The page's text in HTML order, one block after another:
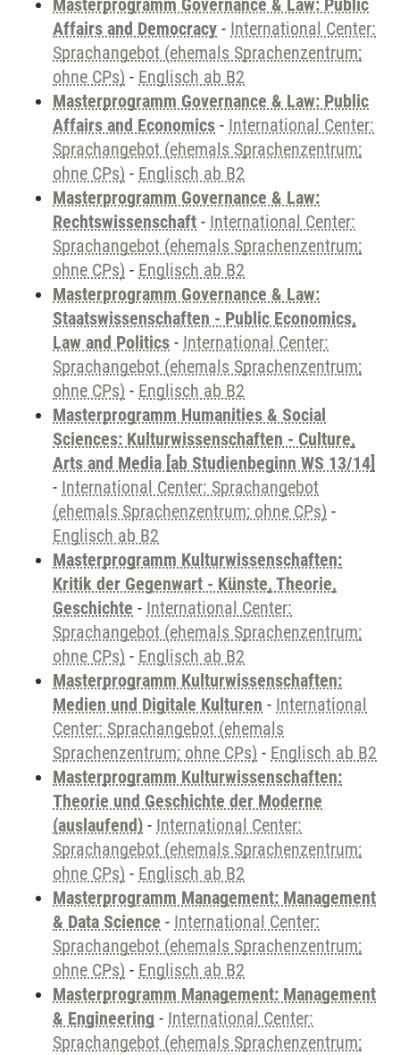
Masterprogramm Governance & Law: Public
Affairs and Democracy - International Center:
Sprachangebot (ehemals Sprachenzentrum;
ohne CPs) - Englisch ab B2
Masterprogramm Governance & Law: Public
Affairs and Economics - International Center:
Sprachangebot (ehemals Sprachenzentrum;
ohne CPs) - Englisch ab B2
Masterprogramm Governance & Law:
Rechtswissenschaft - International Center:
Sprachangebot (ehemals Sprachenzentrum;
ohne CPs) - Englisch ab B2
Masterprogramm Governance & Law:
Staatswissenschaften - Public Economics,
Law and Politics - International Center:
Sprachangebot (ehemals Sprachenzentrum;
ohne CPs) - Englisch ab B2
Masterprogramm Humanities & Social
Sciences: Kulturwissenschaften - Culture,
Arts and Media [ab Studienbeginn WS 13/14]
- International Center: Sprachangebot
(ehemals Sprachenzentrum; ohne CPs) -
Englisch ab B2
Masterprogramm Kulturwissenschaften:
Kritik der Gegenwart - Künste, Theorie,
Geschichte - International Center:
Sprachangebot (ehemals Sprachenzentrum;
ohne CPs) - Englisch ab B2
Masterprogramm Kulturwissenschaften:
Medien und Digitale Kulturen - International
Center: Sprachangebot (ehemals
Sprachenzentrum; ohne CPs) - Englisch ab B2
Masterprogramm Kulturwissenschaften:
Theorie und Geschichte der Moderne
(auslaufend) - International Center:
Sprachangebot (ehemals Sprachenzentrum;
ohne CPs) - Englisch ab B2
Masterprogramm Management: Management
& Data Science - International Center:
Sprachangebot (ehemals Sprachenzentrum;
ohne CPs) - Englisch ab B2
Masterprogramm Management: Management
& Engineering - International Center:
Sprachangebot (ehemals Sprachenzentrum;